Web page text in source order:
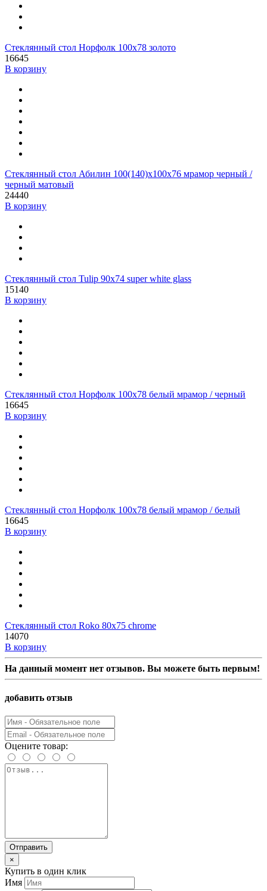
Стеклянный стол Норфолк 100х78 золото
16645
В корзину
Стеклянный стол Абилин 100(140)х100х76 мрамор черный /
черный матовый
24440
В корзину
Стеклянный стол Tulip 90x74 super white glass
15140
В корзину
Стеклянный стол Норфолк 100х78 белый мрамор / черный
16645
В корзину
Стеклянный стол Норфолк 100х78 белый мрамор / белый
16645
В корзину
Стеклянный стол Roko 80х75 chrome
14070
В корзину
На данный момент нет отзывов. Вы можете быть первым!
добавить отзыв
Оцените товар:
Отправить
×
Купить в один клик
Имя